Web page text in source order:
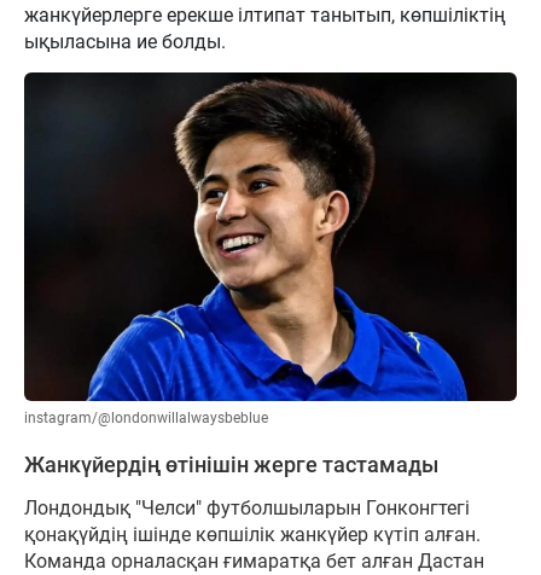
жанкүйерлерге ерекше ілтипат танытып, көпшіліктің
ықыласына ие болды.
instagram/@londonwillalwaysbeblue
Жанкүйердің өтінішін жерге тастамады
Лондондық "Челси" футболшыларын Гонконгтегі
қонақүйдің ішінде көпшілік жанкүйер күтіп алған.
Команда орналасқан ғимаратқа бет алған Дастан